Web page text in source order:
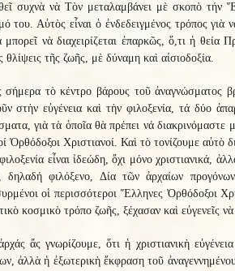
συχνὰ νὰ Τὸν μεταλαμβάνει μὲ σκοπὸ τήν
του. Αὐτὸς εἶναι ὁ ἐνδεδειγμένος τρόπος γιὰ
μπορεῖ νὰ διαχειρίζεται ἐπαρκῶς, ὅ,τι ἡ θεία
θλίψεις τῆς ζωῆς, μὲ δύναμη καὶ αἰσιοδοξία.
τὸ κέντρο βάρους τοῦ ἀναγνώσματος
στὴν εὐγένεια καὶ τὴν φιλοξενία, τά δύο
γιὰ τὰ ὁποῖα θὰ πρέπει νά διακρινόμαστε
Ὀρθόδοξοι Χριστιανοί. Καὶ τὸ τονίζουμε αὐτὸ
εἶναι ἰδεώδη, ὄχι μόνο χριστιανικά,
δηλαδή φιλόξενο, Δία τῶν ἀρχαίων
οἱ περισσότεροι Ἕλληνες Ὀρθόδοξοι
κοσμικὸ τρόπο ζωῆς, ξέχασαν καὶ εὐγενεῖς νὰ
ἄς γνωρίζουμε, ὅτι ἡ χριστιανικὴ
ἀλλὰ ἡ ἐξωτερικὴ ἔκφραση τοῦ